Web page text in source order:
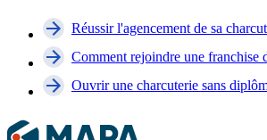
Réussir l'agencement de sa
Comment rejoindre une franchise
Ouvrir une charcuterie sans